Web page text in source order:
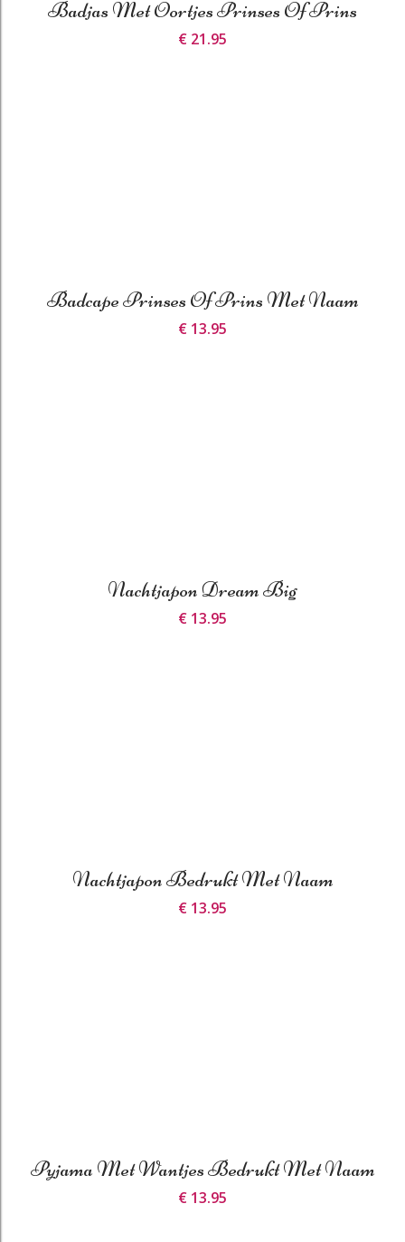
Badjas Met Oortjes Prinses Of Prins
€ 21.95
Badcape Prinses Of Prins Met Naam
€ 13.95
Nachtjapon Dream Big
€ 13.95
Nachtjapon Bedrukt Met Naam
€ 13.95
Pyjama Met Wantjes Bedrukt Met Naam
€ 13.95